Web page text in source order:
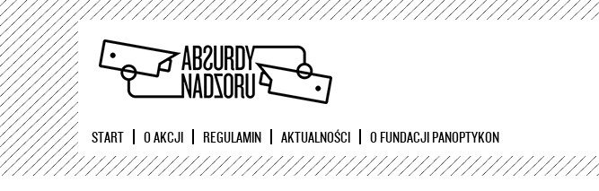
Przejdź
START O AKCJI REGULAMIN AKTUALNOŚCI O FUNDACJI PANOPTYKON